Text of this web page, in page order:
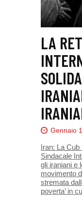
TG CUB
RASSEGNA
LA
Gennaio
Iran: La Cub
Sindacale
gli iraniani e
movimento
stremata
poverta’ in